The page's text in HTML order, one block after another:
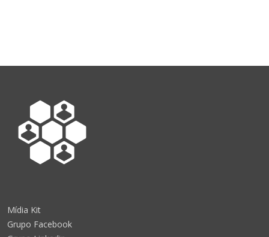
Mídia Kit
Grupo Facebook